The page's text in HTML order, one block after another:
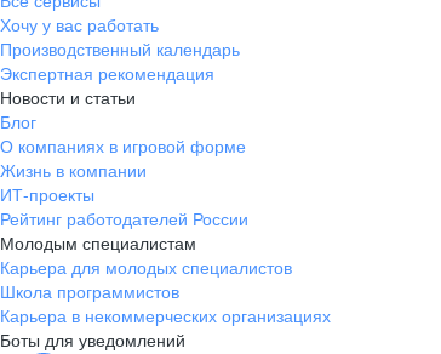
Хочу у вас работать
Производственный календарь
Экспертная рекомендация
Новости и статьи
Блог
О компаниях в игровой форме
Жизнь в компании
ИТ-проекты
Рейтинг работодателей России
Молодым специалистам
Карьера для молодых специалистов
Школа программистов
Карьера в некоммерческих организациях
Боты для уведомлений